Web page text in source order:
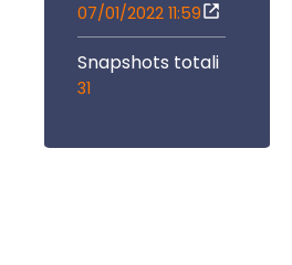
07/01/2022 11:59
Snapshots totali
31